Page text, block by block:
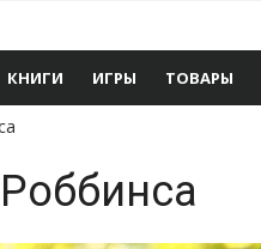
КНИГИ ИГРЫ ТОВАРЫ